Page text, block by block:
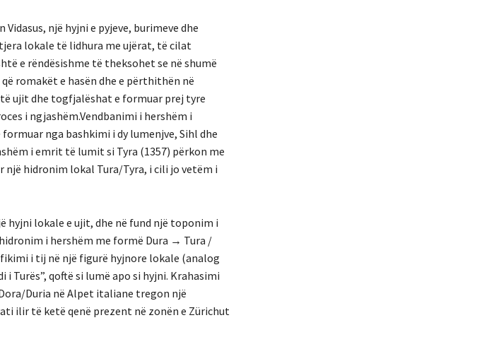
një hyjni e pyjeve, burimeve dhe
lokale të lidhura me ujërat, të cilat
e rëndësishme të theksohet se në shumë
romakët e hasën dhe e përthithën në
ujit dhe togfjalëshat e formuar prej tyre
i ngjashëm.Vendbanimi i hershëm i
nga bashkimi i dy lumenjve, Sihl dhe
i emrit të lumit si Tyra (1357) përkon me
hidronim lokal Tura/Tyra, i cili jo vetëm i
lokale e ujit, dhe në fund një toponim i
i hershëm me formë Dura → Tura /
i tij në një figurë hyjnore lokale (analog
Turës”, qoftë si lumë apo si hyjni. Krahasimi
Duria në Alpet italiane tregon një
ilir të ketë qenë prezent në zonën e Zürichut